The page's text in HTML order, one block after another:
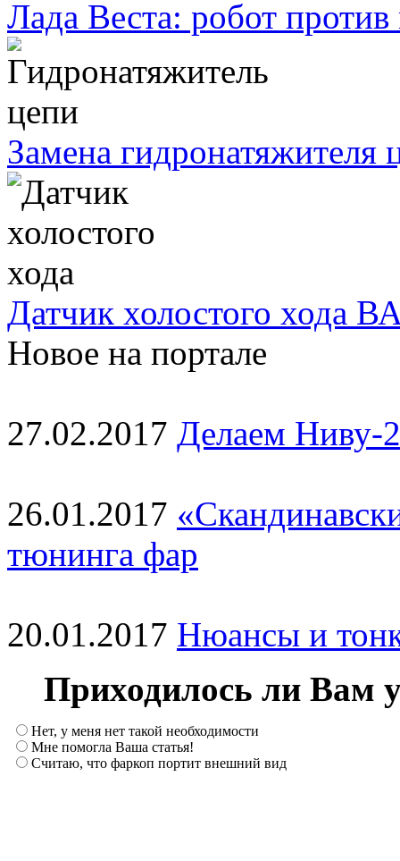
Лада Веста: робот
Замена
Датчик холостого хода
Новое на портале
27.02.2017 Делаем Ниву-
26.01.2017
тюнинга фар
20.01.2017 Нюансы и
Приходилось ли Вам
Нет, у меня нет такой необходимости
Мне помогла Ваша статья!
Считаю, что фаркоп портит внешний вид